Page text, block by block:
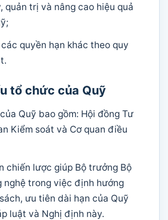
quản trị và nâng cao hiệu quả
quyền hạn khác theo quy
tổ chức của Quỹ
Quỹ bao gồm: Hội đồng Tư
Kiểm soát và Cơ quan điều
chiến lược giúp Bộ trưởng Bộ
nghệ trong việc định hướng
ưu tiên dài hạn của Quỹ
luật và Nghị định này.